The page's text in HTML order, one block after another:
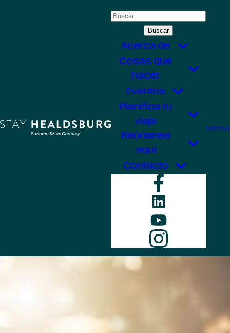
Buscar:
Acerca de
Cosas que
hacer
Eventos
Planifica tu
viaje
Reúnanse
aquí
Contacto
LinkedIn
YouTube
Menú